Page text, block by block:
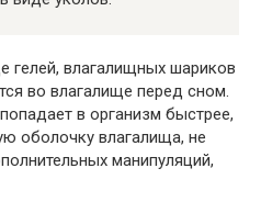
гелей, влагалищных шариков
во влагалище перед сном.
в организм быстрее,
оболочку влагалища, не
манипуляций,